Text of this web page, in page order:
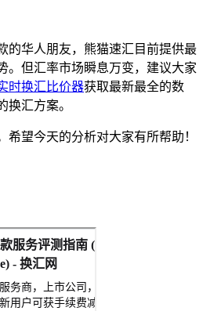
的华人朋友，熊猫速汇目前提供最
。但汇率市场瞬息万变，建议大家
时换汇比价器获取最新最全的数
换汇方案。
希望今天的分析对大家有所帮助！